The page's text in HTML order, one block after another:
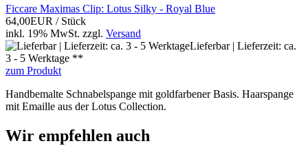
Ficcare Maximas Clip: Lotus Silky - Royal Blue
64,00EUR / Stück
inkl. 19% MwSt. zzgl. Versand
Lieferbar | Lieferzeit: ca.
3 - 5 Werktage **
zum Produkt
Handbemalte Schnabelspange mit goldfarbener Basis. Haarspange
mit Emaille aus der Lotus Collection.
Wir empfehlen auch